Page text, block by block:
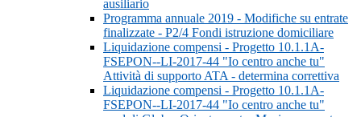
ausiliario
Programma annuale 2019 - Modifiche su entrate
finalizzate - P2/4 Fondi istruzione domiciliare
Liquidazione compensi - Progetto 10.1.1A-
FSEPON--LI-2017-44 "Io centro anche tu"
Attività di supporto ATA - determina correttiva
Liquidazione compensi - Progetto 10.1.1A-
FSEPON--LI-2017-44 "Io centro anche tu"